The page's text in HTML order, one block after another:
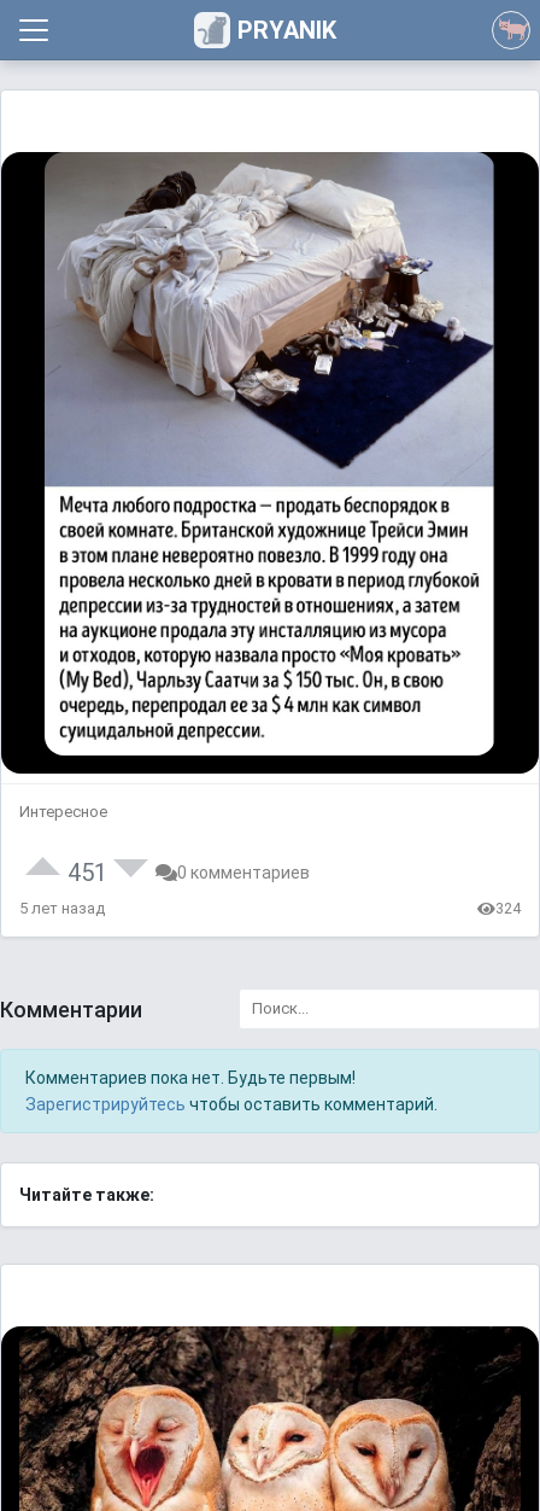
PRYANIK
Интересное
451 0 комментариев
5 лет назад 324
Комментарии
Комментариев пока нет. Будьте первым!
Зарегистрируйтесь чтобы оставить комментарий.
Читайте также: